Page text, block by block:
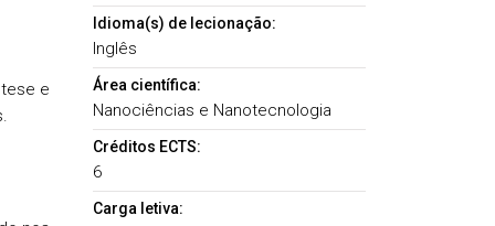
e
Idioma(s) de lecionação:
Inglês
Área científica:
Nanociências e Nanotecnologia
Créditos ECTS:
6
Carga letiva: